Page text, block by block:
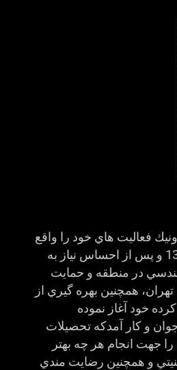
فعاليت هاي خود را واقع
در انديشه در سال 1391 و پس از احساس نياز به
در منطقه و حمايت
همچنين بهره گيري از
خود آغاز نموده
و كار آمدكه تحصيلات
جهت انجام هر چه بهتر
و همچنين رضايت مندي